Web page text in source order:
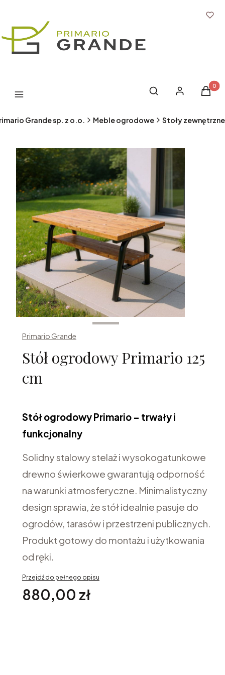
Menu Otwórz
Szukaj Zaloguj sięKoszyk
Grande sp. z o.o. Meble ogrodowe Stoły zewnętrzne
Primario Grande
Stół ogrodowy Primario 125
cm
Stół ogrodowy Primario – trwały i
funkcjonalny
Solidny stalowy stelaż i wysokogatunkowe
drewno świerkowe gwarantują odporność
na warunki atmosferyczne. Minimalistyczny
design sprawia, że stół idealnie pasuje do
ogrodów, tarasów i przestrzeni publicznych.
Produkt gotowy do montażu i użytkowania
od ręki.
Przejdź do pełnego opisu
Cena
880,00 zł